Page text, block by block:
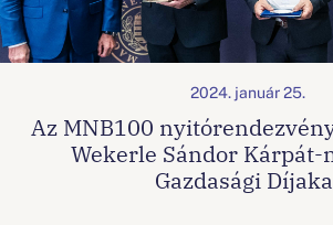
2024. január 25.
Az MNB100
Wekerle Sándor Kárpát-
Gazdasági